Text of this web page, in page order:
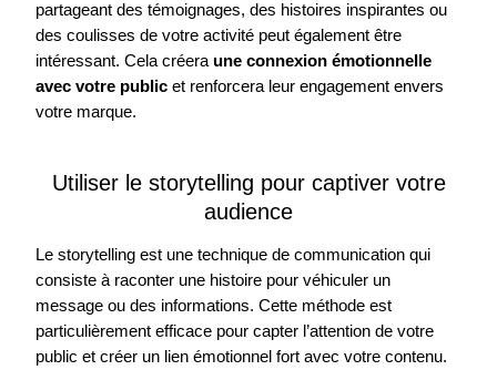
partageant des témoignages, des histoires inspirantes ou
des coulisses de votre activité peut également être
intéressant. Cela créera une connexion émotionnelle
avec votre public et renforcera leur engagement envers
votre marque.
Utiliser le storytelling pour captiver votre
audience
Le storytelling est une technique de communication qui
consiste à raconter une histoire pour véhiculer un
message ou des informations. Cette méthode est
particulièrement efficace pour capter l’attention de votre
public et créer un lien émotionnel fort avec votre contenu.